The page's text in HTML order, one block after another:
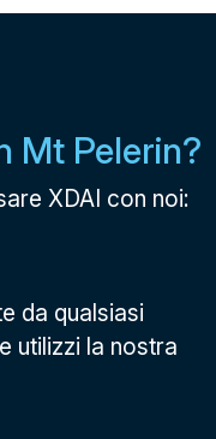
Mt Pelerin?
XDAI con noi:
da qualsiasi
utilizzi la nostra